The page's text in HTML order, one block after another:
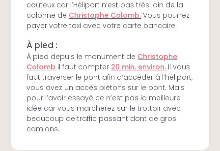
couteux car l’Héliport n’est pas très loin de la
colonne de Christophe Colomb. Vous pourrez
payer votre taxi avec votre carte bancaire.
À pied :
À pied depuis le monument de Christophe
Colomb il faut compter 20 min. environ. Il vous
faut traverser le pont afin d’accéder à l’héliport,
vous avez un accès piétons sur le pont. Mais
pour l’avoir essayé ce n’est pas la meilleure
idée car vous marcherez sur le trottoir avec
beaucoup de traffic passant dont de gros
camions.